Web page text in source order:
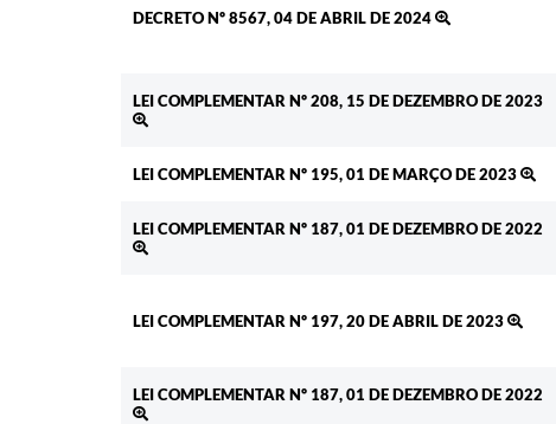
DECRETO Nº 8567, 04 DE ABRIL DE 2024
LEI COMPLEMENTAR Nº 208, 15 DE DEZEMBRO DE 2023
LEI COMPLEMENTAR Nº 195, 01 DE MARÇO DE 2023
LEI COMPLEMENTAR Nº 187, 01 DE DEZEMBRO DE 2022
LEI COMPLEMENTAR Nº 197, 20 DE ABRIL DE 2023
LEI COMPLEMENTAR Nº 187, 01 DE DEZEMBRO DE 2022